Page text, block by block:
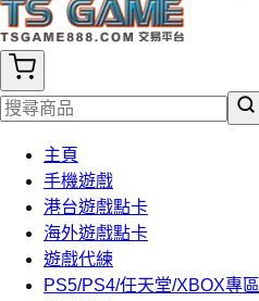
主頁
手機遊戲
港台遊戲點卡
海外遊戲點卡
遊戲代練
PS5/PS4/任天堂/XBOX專區